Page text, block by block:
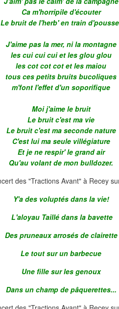
Ca m'horripile d'écouter
Le bruit de l'herb' en train
J'aime pas la mer, ni la montagne
les cui cui cui et les glou glou
les cot cot cot et les maiou
tous ces petits bruits bucoliques
m'font l'effet d'un soporifique
Moi j'aime le bruit
Le bruit c'est ma vie
Le bruit c'est ma seconde nature
C'est lui ma seule villégiature
Et je ne respir' le grand air
Qu'au volant de mon bulldozer.
Y'a des voluptés dans la vie!
L'aloyau Taillé dans la bavette
Des pruneaux arrosés de clairette
Le tout sur un barbecue
Une fille sur les genoux
Dans un champ de pâquerettes...